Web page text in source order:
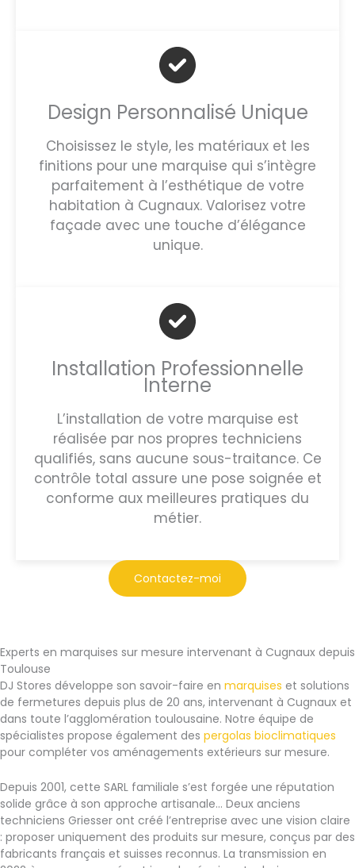
Design Personnalisé Unique
Choisissez le style, les matériaux et les
finitions pour une marquise qui s’intègre
parfaitement à l’esthétique de votre
habitation à Cugnaux. Valorisez votre
façade avec une touche d’élégance
unique.
Installation Professionnelle
Interne
L’installation de votre marquise est
réalisée par nos propres techniciens
qualifiés, sans aucune sous-traitance. Ce
contrôle total assure une pose soignée et
conforme aux meilleures pratiques du
métier.
Contactez-moi
Experts en marquises sur mesure intervenant à Cugnaux depuis
Toulouse
DJ Stores développe son savoir-faire en marquises et solutions
de fermetures depuis plus de 20 ans, intervenant à Cugnaux et
dans toute l’agglomération toulousaine. Notre équipe de
spécialistes propose également des pergolas bioclimatiques
pour compléter vos aménagements extérieurs sur mesure.
Depuis 2001, cette SARL familiale s’est forgée une réputation
solide grâce à son approche artisanale… Deux anciens
techniciens Griesser ont créé l’entreprise avec une vision claire
: proposer uniquement des produits sur mesure, conçus par des
fabricants français et suisses reconnus. La transmission en